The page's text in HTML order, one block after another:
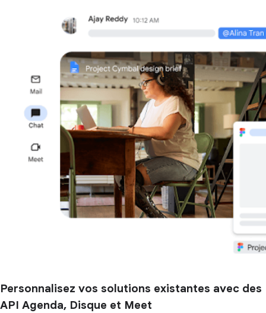
Personnalisez vos solutions existantes avec des
API Agenda, Disque et Meet